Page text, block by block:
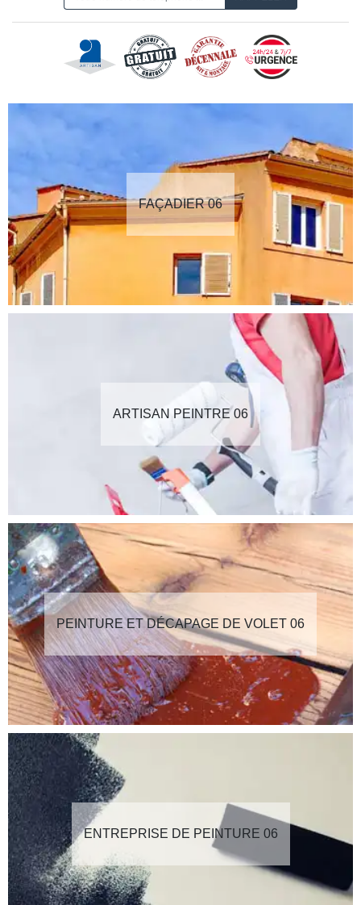
FAÇADIER 06
ARTISAN PEINTRE 06
PEINTURE ET DÉCAPAGE DE VOLET 06
ENTREPRISE DE PEINTURE 06